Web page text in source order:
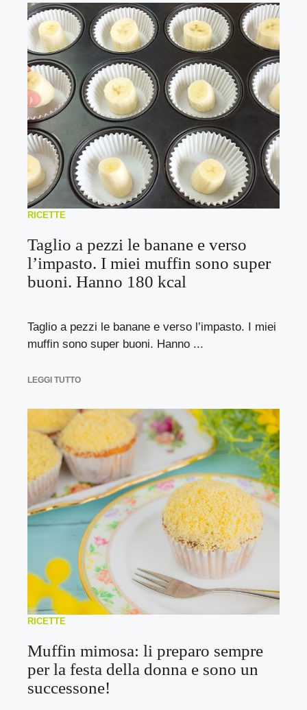
RICETTE
Taglio a pezzi le banane e verso
l’impasto. I miei muffin sono super
buoni. Hanno 180 kcal
Taglio a pezzi le banane e verso l’impasto. I miei
muffin sono super buoni. Hanno ...
LEGGI TUTTO
RICETTE
Muffin mimosa: li preparo sempre
per la festa della donna e sono un
successone!